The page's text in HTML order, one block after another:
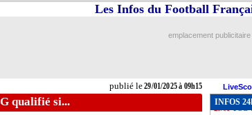
publié le29/01/2025 à 09h15
Les Infos du Football
emplacement publicitaire
qualifié si... INFOS
29/01
29/01
29/01 Lens
29/01 Lyon
29/01 Lyon